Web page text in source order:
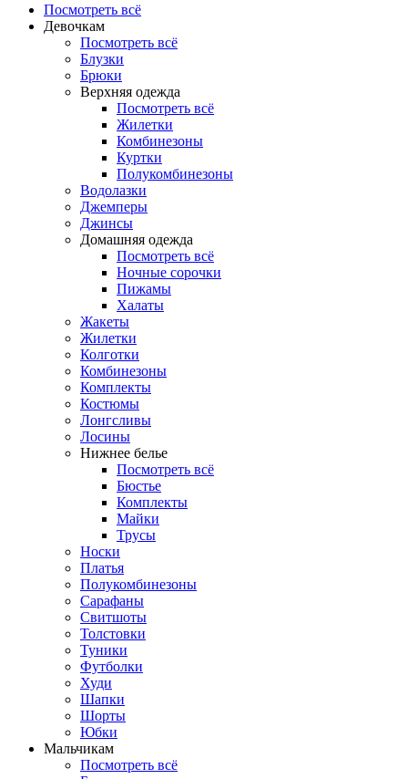
Посмотреть всё
Девочкам
Посмотреть всё
Блузки
Брюки
Верхняя одежда
Посмотреть всё
Жилетки
Комбинезоны
Куртки
Полукомбинезоны
Водолазки
Джемперы
Джинсы
Домашняя одежда
Посмотреть всё
Ночные сорочки
Пижамы
Халаты
Жакеты
Жилетки
Колготки
Комбинезоны
Комплекты
Костюмы
Лонгсливы
Лосины
Нижнее белье
Посмотреть всё
Бюстье
Комплекты
Майки
Трусы
Носки
Платья
Полукомбинезоны
Сарафаны
Свитшоты
Толстовки
Туники
Футболки
Худи
Шапки
Шорты
Юбки
Мальчикам
Посмотреть всё